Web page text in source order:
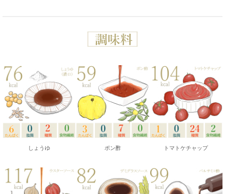
しょうゆ ポン酢 トマトケチャップ